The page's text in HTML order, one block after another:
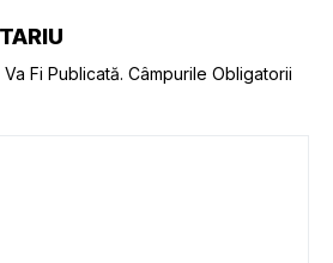
Fi Publicată. Câmpurile Obligatorii